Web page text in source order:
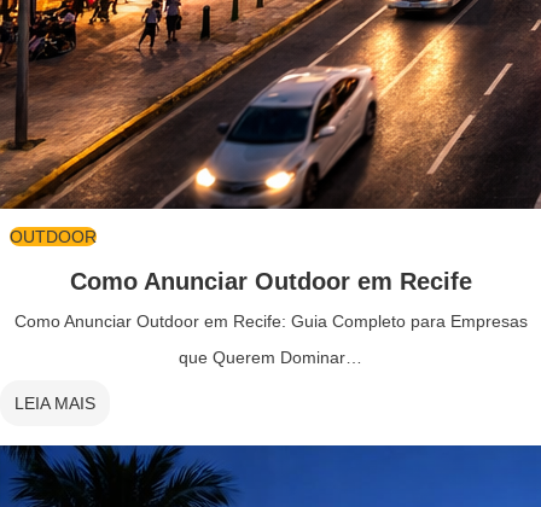
OUTDOOR
Como Anunciar Outdoor em Recife
Como Anunciar Outdoor em Recife: Guia Completo para Empresas
que Querem Dominar…
LEIA MAIS